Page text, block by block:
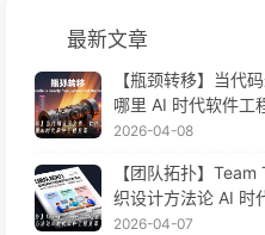
最新文章
【瓶颈转移】当代
哪里 AI 时代软件
2026-04-08
【团队拓扑】
织设计方法论 AI
2026-04-07